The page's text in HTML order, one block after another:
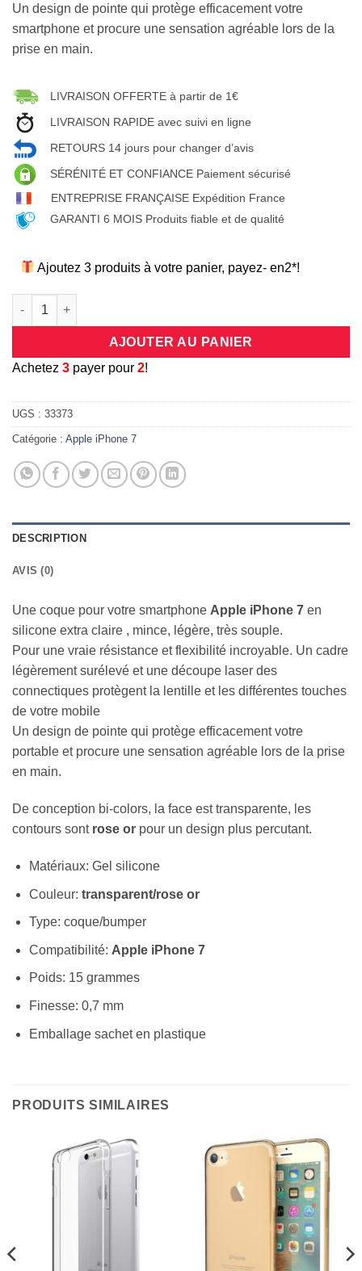
Un design de pointe qui protège efficacement votre
smartphone et procure une sensation agréable lors de la
prise en main.
LIVRAISON OFFERTE à partir de 1€
LIVRAISON RAPIDE avec suivi en ligne
RETOURS 14 jours pour changer d’avis
SÉRÉNITÉ ET CONFIANCE Paiement sécurisé
ENTREPRISE FRANÇAISE Expédition France
GARANTI 6 MOIS Produits fiable et de qualité
Ajoutez 3 produits à votre panier, payez- en2*!
quantité de Coque/bumper antichocs en silicone flexible
AJOUTER AU PANIER
Achetez 3 payer pour 2!
UGS : 33373
Catégorie : Apple iPhone 7
DESCRIPTION
AVIS (0)
Une coque pour votre smartphone Apple iPhone 7 en
silicone extra claire , mince, légère, très souple.
Pour une vraie résistance et flexibilité incroyable. Un cadre
légèrement surélevé et une découpe laser des
connectiques protègent la lentille et les différentes touches
de votre mobile
Un design de pointe qui protège efficacement votre
portable et procure une sensation agréable lors de la prise
en main.
De conception bi-colors, la face est transparente, les
contours sont rose or pour un design plus percutant.
Matériaux: Gel silicone
Couleur: transparent/rose or
Type: coque/bumper
Compatibilité: Apple iPhone 7
Poids: 15 grammes
Finesse: 0,7 mm
Emballage sachet en plastique
PRODUITS SIMILAIRES